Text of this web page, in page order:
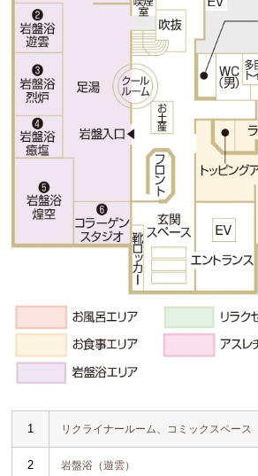
1 リクライナールーム、コミックスペース
2 岩盤浴（遊雲）